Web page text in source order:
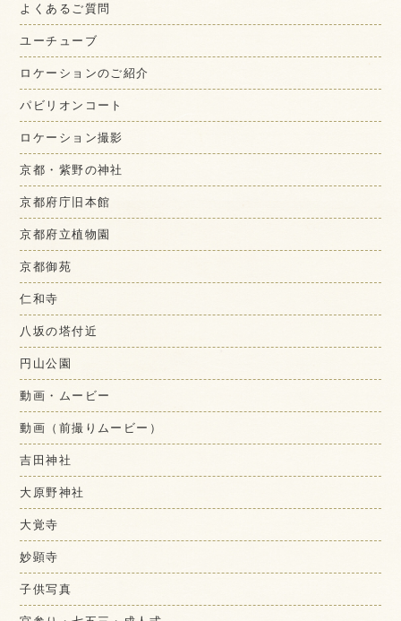
よくあるご質問
ユーチューブ
ロケーションのご紹介
パビリオンコート
ロケーション撮影
京都・紫野の神社
京都府庁旧本館
京都府立植物園
京都御苑
仁和寺
八坂の塔付近
円山公園
動画・ムービー
動画（前撮りムービー）
吉田神社
大原野神社
大覚寺
妙顕寺
子供写真